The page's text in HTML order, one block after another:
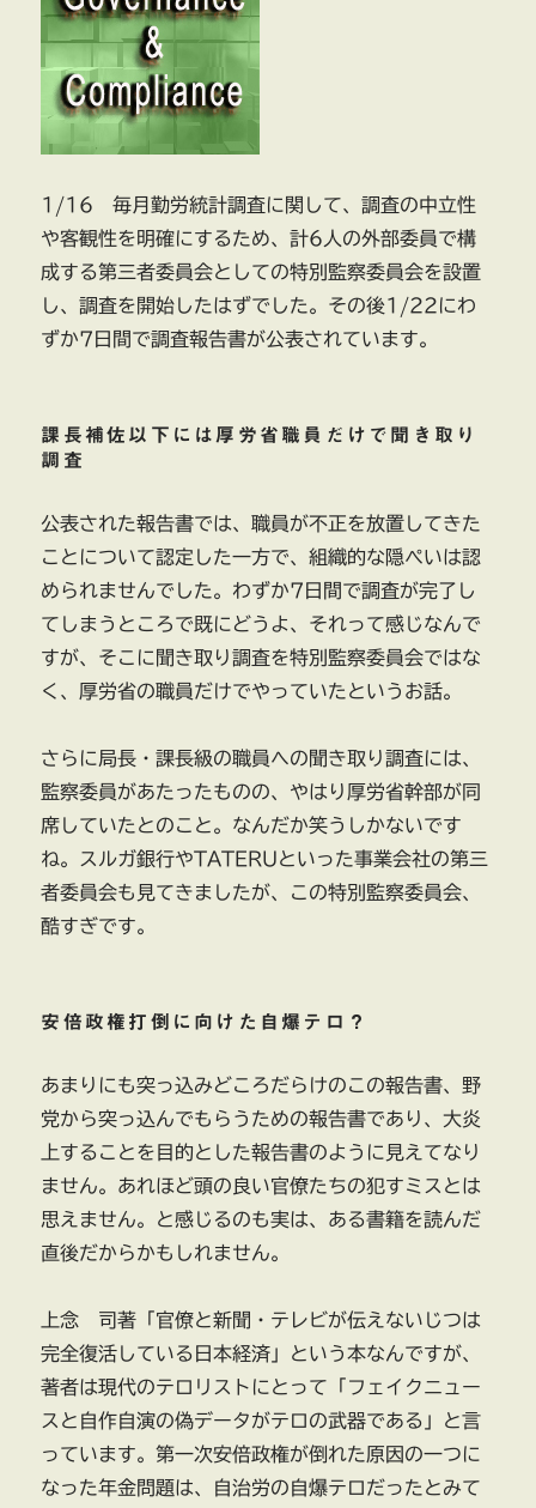
1/16 毎月勤労統計調査に関して、調査の中立性
や客観性を明確にするため、計6人の外部委員で構
成する第三者委員会としての特別監察委員会を設置
し、調査を開始したはずでした。その後1/22にわ
ずか7日間で調査報告書が公表されています。
課長補佐以下には厚労省職員だけで聞き取り
調査
公表された報告書では、職員が不正を放置してきた
ことについて認定した一方で、組織的な隠ぺいは認
められませんでした。わずか7日間で調査が完了し
てしまうところで既にどうよ、それって感じなんで
すが、そこに聞き取り調査を特別監察委員会ではな
く、厚労省の職員だけでやっていたというお話。
さらに局長・課長級の職員への聞き取り調査には、
監察委員があたったものの、やはり厚労省幹部が同
席していたとのこと。なんだか笑うしかないです
ね。スルガ銀行やTATERUといった事業会社の第三
者委員会も見てきましたが、この特別監察委員会、
酷すぎです。
安倍政権打倒に向けた自爆テロ？
あまりにも突っ込みどころだらけのこの報告書、野
党から突っ込んでもらうための報告書であり、大炎
上することを目的とした報告書のように見えてなり
ません。あれほど頭の良い官僚たちの犯すミスとは
思えません。と感じるのも実は、ある書籍を読んだ
直後だからかもしれません。
上念 司著「官僚と新聞・テレビが伝えないじつは
完全復活している日本経済」という本なんですが、
著者は現代のテロリストにとって「フェイクニュー
スと自作自演の偽データがテロの武器である」と言
っています。第一次安倍政権が倒れた原因の一つに
なった年金問題は、自治労の自爆テロだったとみて